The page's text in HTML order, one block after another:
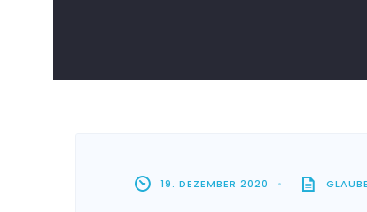
19. DEZEMBER 2020 •